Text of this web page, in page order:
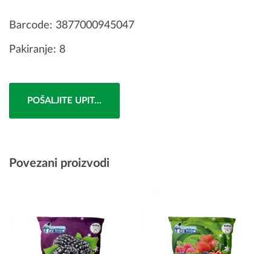
Barcode: 3877000945047
Pakiranje: 8
POŠALJITE UPIT...
Povezani proizvodi